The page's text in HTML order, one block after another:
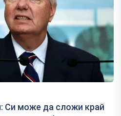
Си може да сложи край